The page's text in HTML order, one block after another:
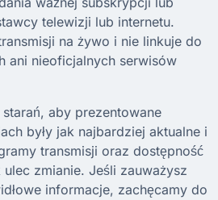
telewizji lub internetu.
na żywo i nie linkuje do
ani nieoficjalnych serwisów
aby prezentowane
były jak najbardziej aktualne i
transmisji oraz dostępność
zmianie. Jeśli zauważysz
informacje, zachęcamy do